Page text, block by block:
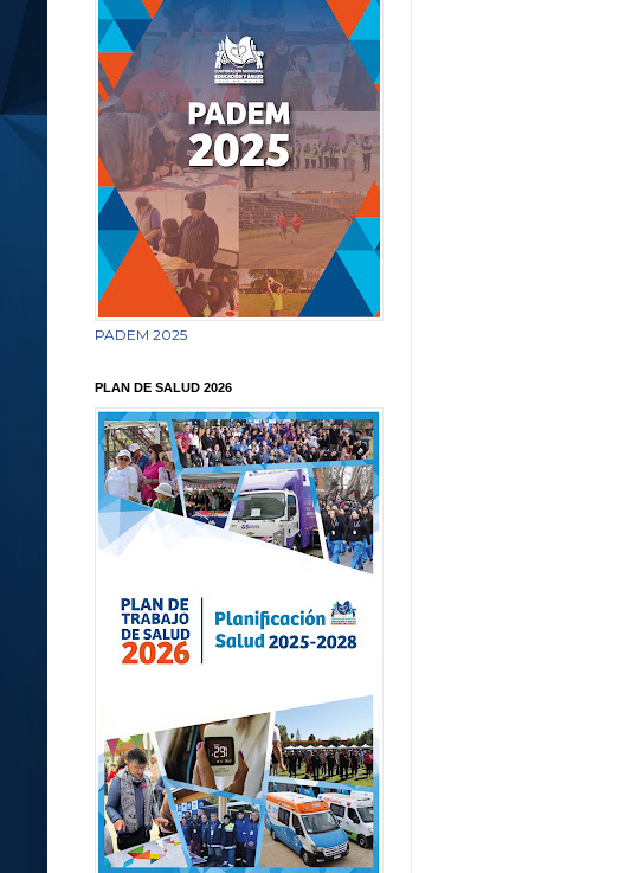
PADEM 2025
PLAN DE SALUD 2026